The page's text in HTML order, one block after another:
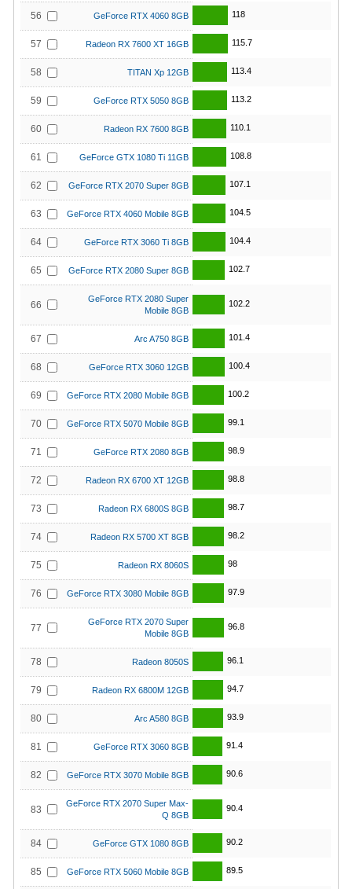
56 GeForce RTX 4060 8GB 118
57 Radeon RX 7600 XT 16GB 115.7
58 TITAN Xp 12GB 113.4
59 GeForce RTX 5050 8GB 113.2
60 Radeon RX 7600 8GB 110.1
61 GeForce GTX 1080 Ti 11GB 108.8
62 GeForce RTX 2070 Super 8GB 107.1
63 GeForce RTX 4060 Mobile 8GB 104.5
64 GeForce RTX 3060 Ti 8GB 104.4
65 GeForce RTX 2080 Super 8GB 102.7
66
GeForce RTX 2080 Super
Mobile 8GB
102.2
67 Arc A750 8GB 101.4
68 GeForce RTX 3060 12GB 100.4
69 GeForce RTX 2080 Mobile 8GB 100.2
70 GeForce RTX 5070 Mobile 8GB 99.1
71 GeForce RTX 2080 8GB 98.9
72 Radeon RX 6700 XT 12GB 98.8
73 Radeon RX 6800S 8GB 98.7
74 Radeon RX 5700 XT 8GB 98.2
75 Radeon RX 8060S 98
76 GeForce RTX 3080 Mobile 8GB 97.9
77
GeForce RTX 2070 Super
Mobile 8GB
96.8
78 Radeon 8050S 96.1
79 Radeon RX 6800M 12GB 94.7
80 Arc A580 8GB 93.9
81 GeForce RTX 3060 8GB 91.4
82 GeForce RTX 3070 Mobile 8GB 90.6
83
GeForce RTX 2070 Super Max-
Q 8GB
90.4
84 GeForce GTX 1080 8GB 90.2
85 GeForce RTX 5060 Mobile 8GB 89.5